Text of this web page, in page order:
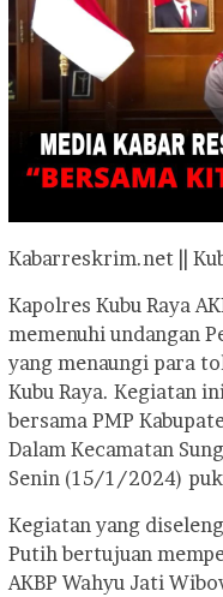
Kabarreskrim.net ||
Kapolres Kubu Raya
memenuhi undangan
yang menaungi para
Kubu Raya. Kegiatan
bersama PMP
Dalam Kecamatan
Senin (15/1/2024)
Kegiatan yang
Putih bertujuan
AKBP Wahyu Jati